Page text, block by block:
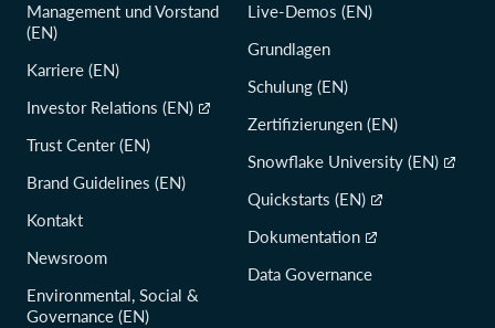
Management und Vorstand
(EN)
Karriere (EN)
Investor Relations (EN)
Trust Center (EN)
Brand Guidelines (EN)
Kontakt
Newsroom
Environmental, Social &
Governance (EN)
Live-Demos (EN)
Grundlagen
Schulung (EN)
Zertifizierungen (EN)
Snowflake University (EN)
Quickstarts (EN)
Dokumentation
Data Governance